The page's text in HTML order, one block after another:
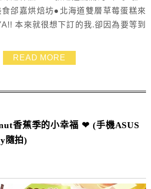
郃嘉烘焙坊●北海道雙層草莓蛋糕來
本來就很想下訂的我.卻因為要等到
給我.我超級無敵霹靂感動呀!!! 這滿滿
擺滿滿之外.中間那層也舖的滿滿滿!!!
READ MORE
香蕉季的小幸福 ❤ (手機ASUS
隨拍)